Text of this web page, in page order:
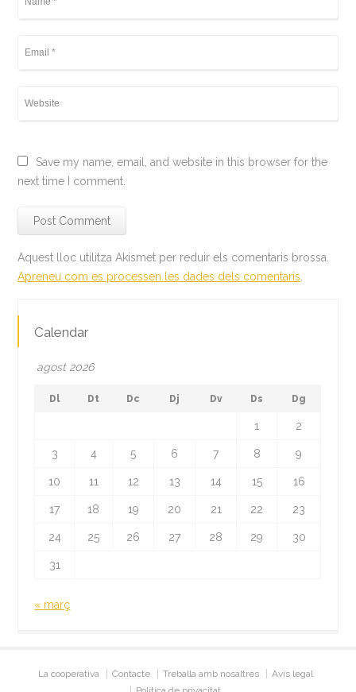
Save my name, email, and website in this browser for the
next time I comment.
Aquest lloc utilitza Akismet per reduir els comentaris brossa.
Apreneu com es processen les dades dels comentaris
Calendar
agost 2026
Dl Dt Dc Dj Dv Ds Dg
1 2
3 4 5 6 7 8 9
10 11 12 13 14 15 16
17 18 19 20 21 22 23
24 25 26 27 28 29 30
31
« març
La cooperativa Contacte Treballa amb nosaltres
Avís legal